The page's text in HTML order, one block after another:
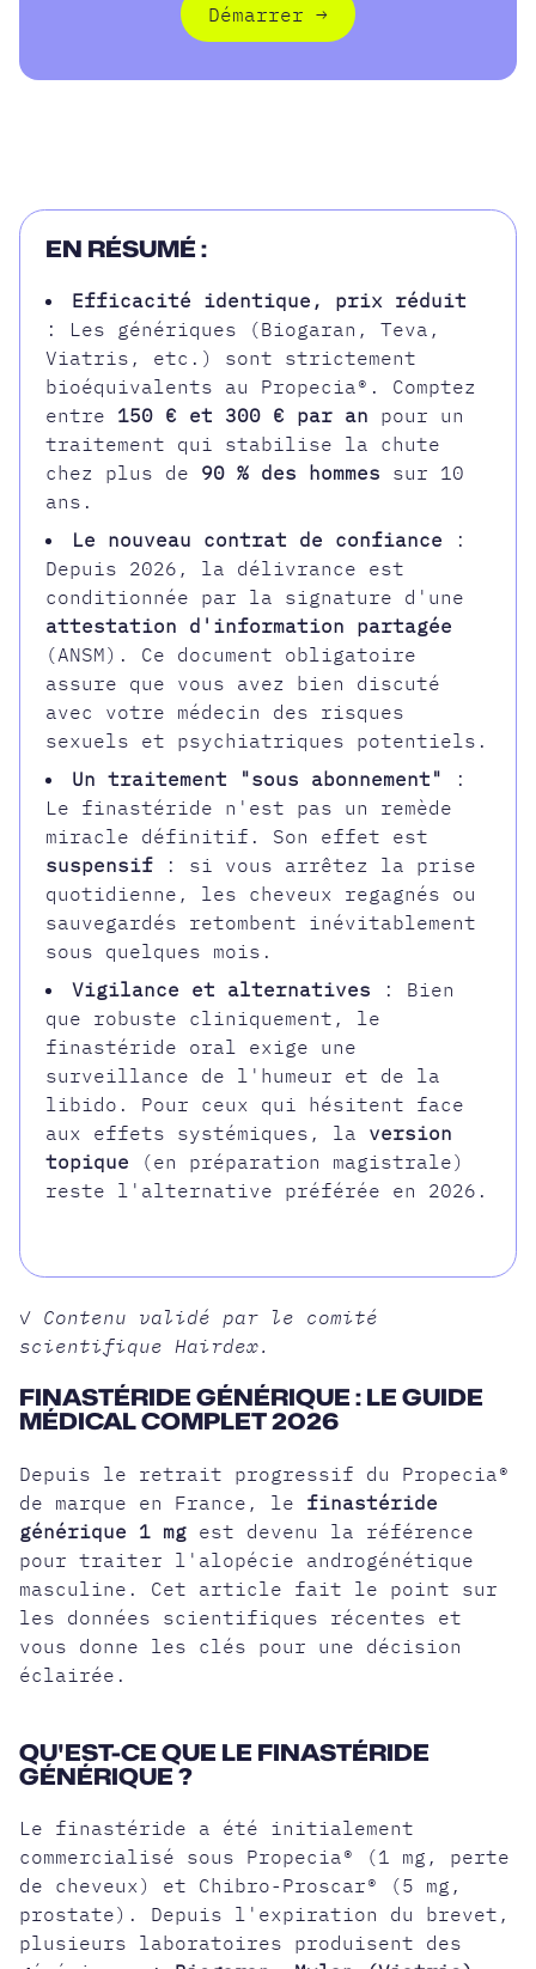
Démarrer →
EN RÉSUMÉ :
Efficacité identique, prix réduit
: Les génériques (Biogaran, Teva,
Viatris, etc.) sont strictement
bioéquivalents au Propecia®. Comptez
entre 150 € et 300 € par an pour un
traitement qui stabilise la chute
chez plus de 90 % des hommes sur 10
ans.
Le nouveau contrat de confiance :
Depuis 2026, la délivrance est
conditionnée par la signature d'une
attestation d'information partagée
(ANSM). Ce document obligatoire
assure que vous avez bien discuté
avec votre médecin des risques
sexuels et psychiatriques potentiels.
Un traitement "sous abonnement"
:
Le finastéride n'est pas un remède
miracle définitif. Son effet est
suspensif : si vous arrêtez la prise
quotidienne, les cheveux regagnés ou
sauvegardés retombent inévitablement
sous quelques mois.
Vigilance et alternatives : Bien
que robuste cliniquement, le
finastéride oral exige une
surveillance de l'humeur et de la
libido. Pour ceux qui hésitent face
aux effets systémiques, la version
topique (en préparation magistrale)
reste l'alternative préférée en 2026.
✓ Contenu validé par le comité
scientifique Hairdex.
FINASTÉRIDE GÉNÉRIQUE : LE GUIDE
MÉDICAL COMPLET 2026
Depuis le retrait progressif du Propecia®
de marque en France, le finastéride
générique 1 mg est devenu la référence
pour traiter l'alopécie androgénétique
masculine. Cet article fait le point sur
les données scientifiques récentes et
vous donne les clés pour une décision
éclairée.
QU'EST-CE QUE LE FINASTÉRIDE
GÉNÉRIQUE ?
Le finastéride a été initialement
commercialisé sous Propecia® (1 mg, perte
de cheveux) et Chibro-Proscar® (5 mg,
prostate). Depuis l'expiration du brevet,
plusieurs laboratoires produisent des